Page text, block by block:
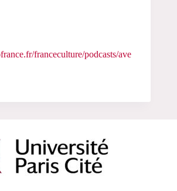
franceculture/podcasts/ave